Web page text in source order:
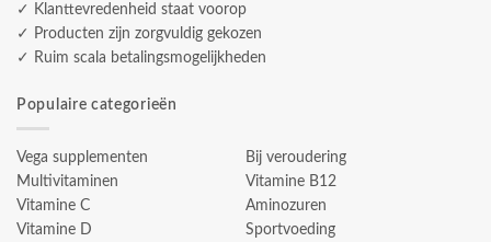
✓ Klanttevredenheid staat voorop
✓ Producten zijn zorgvuldig gekozen
✓ Ruim scala betalingsmogelijkheden
Populaire categorieën
Vega supplementen
Multivitaminen
Vitamine C
Vitamine D
Bij veroudering
Vitamine B12
Aminozuren
Sportvoeding